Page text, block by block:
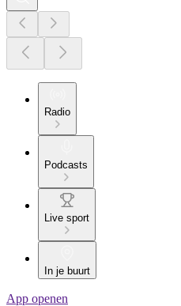
Radio
Podcasts
Live sport
In je buurt
App openen